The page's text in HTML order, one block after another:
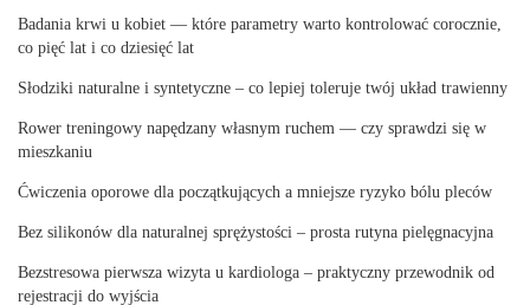
Badania krwi u kobiet — które parametry warto kontrolować corocznie,
co pięć lat i co dziesięć lat
Słodziki naturalne i syntetyczne – co lepiej toleruje twój układ trawienny
Rower treningowy napędzany własnym ruchem — czy sprawdzi się w
mieszkaniu
Ćwiczenia oporowe dla początkujących a mniejsze ryzyko bólu pleców
Bez silikonów dla naturalnej sprężystości – prosta rutyna pielęgnacyjna
Bezstresowa pierwsza wizyta u kardiologa – praktyczny przewodnik od
rejestracji do wyjścia